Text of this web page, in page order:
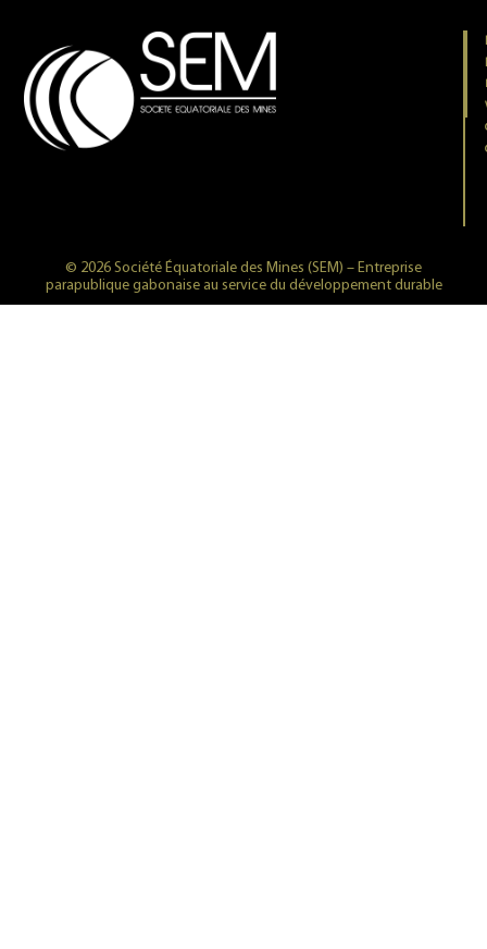
© 2026 Société Équatoriale des Mines (SEM) – Entreprise
parapublique gabonaise au service du développement durable